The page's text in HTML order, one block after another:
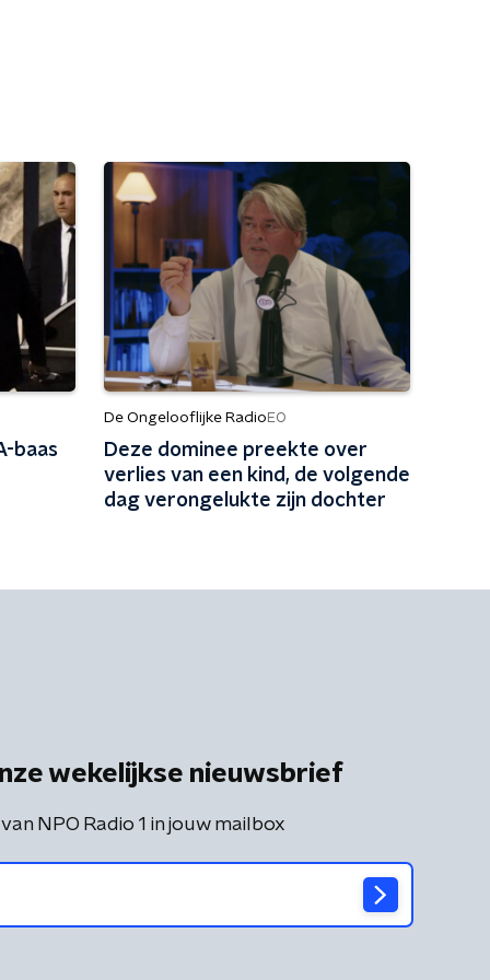
baas
De Ongelooflijke Radio EO
Deze dominee preekte over
verlies van een kind, de volgende
dag verongelukte zijn dochter
wekelijkse nieuwsbrief
NPO Radio 1 in jouw mailbox